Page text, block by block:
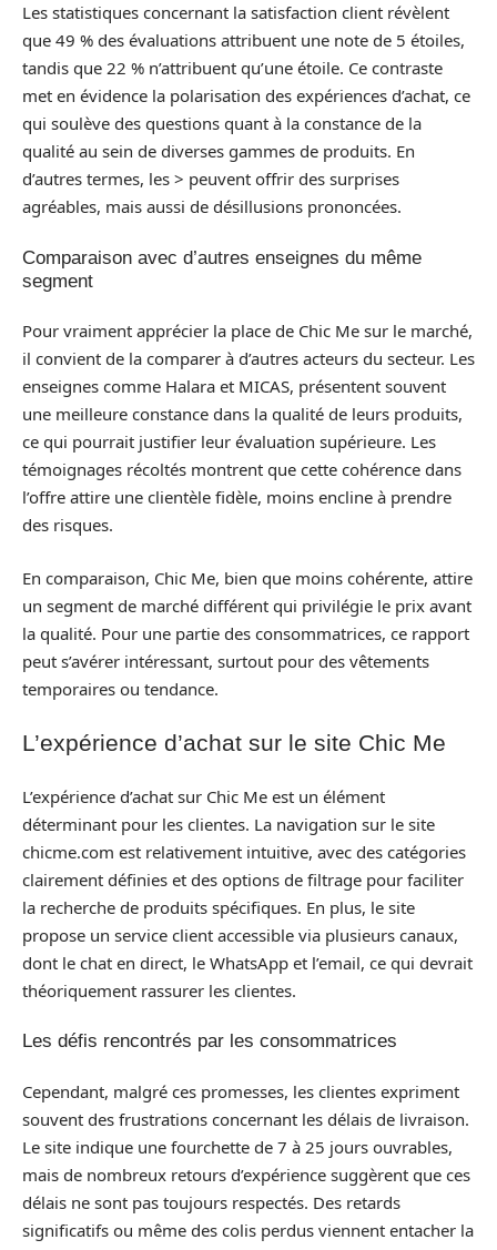
Les statistiques concernant la satisfaction client révèlent
que 49 % des évaluations attribuent une note de 5 étoiles,
tandis que 22 % n’attribuent qu’une étoile. Ce contraste
met en évidence la polarisation des expériences d’achat, ce
qui soulève des questions quant à la constance de la
qualité au sein de diverses gammes de produits. En
d’autres termes, les > peuvent offrir des surprises
agréables, mais aussi de désillusions prononcées.
Comparaison avec d’autres enseignes du même
segment
Pour vraiment apprécier la place de Chic Me sur le marché,
il convient de la comparer à d’autres acteurs du secteur. Les
enseignes comme Halara et MICAS, présentent souvent
une meilleure constance dans la qualité de leurs produits,
ce qui pourrait justifier leur évaluation supérieure. Les
témoignages récoltés montrent que cette cohérence dans
l’offre attire une clientèle fidèle, moins encline à prendre
des risques.
En comparaison, Chic Me, bien que moins cohérente, attire
un segment de marché différent qui privilégie le prix avant
la qualité. Pour une partie des consommatrices, ce rapport
peut s’avérer intéressant, surtout pour des vêtements
temporaires ou tendance.
L’expérience d’achat sur le site Chic Me
L’expérience d’achat sur Chic Me est un élément
déterminant pour les clientes. La navigation sur le site
chicme.com est relativement intuitive, avec des catégories
clairement définies et des options de filtrage pour faciliter
la recherche de produits spécifiques. En plus, le site
propose un service client accessible via plusieurs canaux,
dont le chat en direct, le WhatsApp et l’email, ce qui devrait
théoriquement rassurer les clientes.
Les défis rencontrés par les consommatrices
Cependant, malgré ces promesses, les clientes expriment
souvent des frustrations concernant les délais de livraison.
Le site indique une fourchette de 7 à 25 jours ouvrables,
mais de nombreux retours d’expérience suggèrent que ces
délais ne sont pas toujours respectés. Des retards
significatifs ou même des colis perdus viennent entacher la